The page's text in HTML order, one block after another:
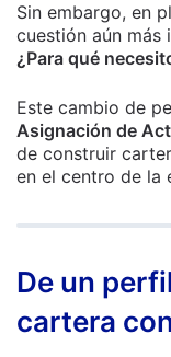
Sin embargo, en
cuestión aún más
¿Para qué
Este cambio de
Asignación de
de construir
en el centro de la
De un
cartera